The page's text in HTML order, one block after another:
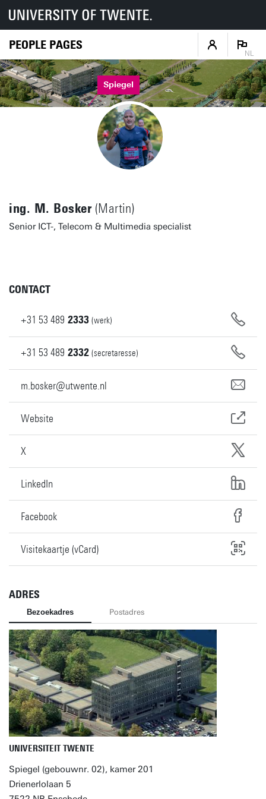
PEOPLE PAGES
NL
Spiegel
ing. M. Bosker(Martin)
Senior ICT-, Telecom & Multimedia specialist
CONTACT
+31 53 489 2333 (werk)
+31 53 489 2332 (secretaresse)
m.bosker@utwente.nl
Website
X
LinkedIn
Facebook
Visitekaartje (vCard)
ADRES
Bezoekadres Postadres
UNIVERSITEIT TWENTE
Spiegel (gebouwnr. 02), kamer 201
Drienerlolaan 5